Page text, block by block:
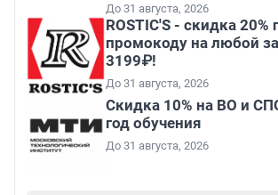
До 31 августа, 2026
ROSTIC'S - скидка 20%
промокоду на любой
3199₽!
До 31 августа, 2026
Скидка 10% на ВО и
год обучения
До 31 августа, 2026